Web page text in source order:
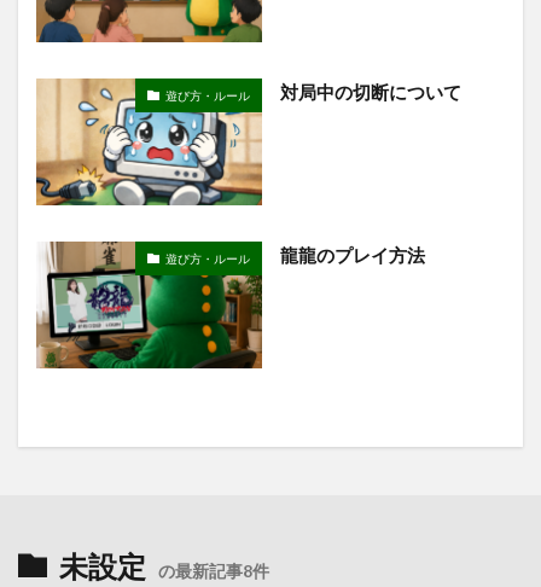
遊び方・ルール 対局中の切断について
遊び方・ルール 龍龍のプレイ方法
未設定 の最新記事8件